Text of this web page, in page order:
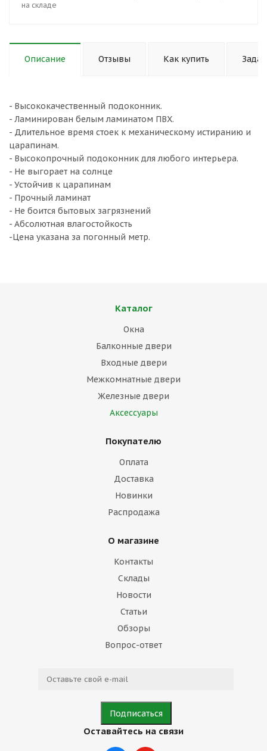
на складе
Описание Отзывы Как купить
- Высококачественный подоконник.
- Ламинирован белым ламинатом ПВХ.
- Длительное время стоек к механическому истиранию и
царапинам.
- Высокопрочный подоконник для любого интерьера.
- Не выгорает на солнце
- Устойчив к царапинам
- Прочный ламинат
- Не боится бытовых загрязнений
- Абсолютная влагостойкость
-Цена указана за погонный метр.
Каталог
Окна
Балконные двери
Входные двери
Межкомнатные двери
Железные двери
Аксессуары
Покупателю
Оплата
Доставка
Новинки
Распродажа
О магазине
Контакты
Склады
Новости
Статьи
Обзоры
Вопрос-ответ
Оставайтесь на связи